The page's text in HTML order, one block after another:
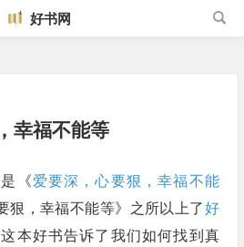
好书网
幸福不能等
《爱要深，心要狠，幸福不能
狠，幸福不能等》之所以上了好
本好书告诉了我们如何找到真